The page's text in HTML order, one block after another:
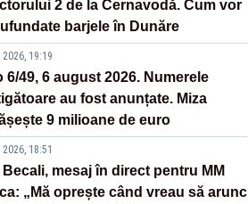
2 de la Cernavodă. Cum vor
barjele în Dunăre
19:19
6/49, 6 august 2026. Numerele
au fost anunțate. Miza
9 milioane de euro
18:51
Becali, mesaj în direct pentru MM
„Mă oprește când vreau să arunc